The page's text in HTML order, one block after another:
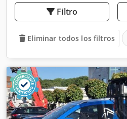
Filtro
Eliminar todos los filtros